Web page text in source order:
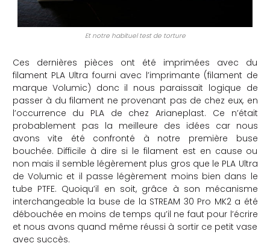
Et notre habituel test de torture
Ces dernières pièces ont été imprimées avec du
filament PLA Ultra fourni avec l’imprimante (filament de
marque Volumic) donc il nous paraissait logique de
passer à du filament ne provenant pas de chez eux, en
l’occurrence du PLA de chez Arianeplast. Ce n’était
probablement pas la meilleure des idées car nous
avons vite été confronté à notre première buse
bouchée. Difficile à dire si le filament est en cause ou
non mais il semble légèrement plus gros que le PLA Ultra
de Volumic et il passe légèrement moins bien dans le
tube PTFE. Quoiqu’il en soit, grâce à son mécanisme
interchangeable la buse de la STREAM 30 Pro MK2 a été
débouchée en moins de temps qu’il ne faut pour l’écrire
et nous avons quand même réussi à sortir ce petit vase
avec succès.